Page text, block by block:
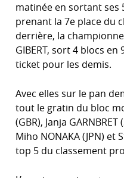
matinée en sortant ses
prenant la 7e place du
derrière, la
GIBERT, sort 4 blocs en
ticket pour les demis.
Avec elles sur le pan
tout le gratin du bloc
(GBR), Janja GARNBRET
Miho NONAKA (JPN) et
top 5 du classement